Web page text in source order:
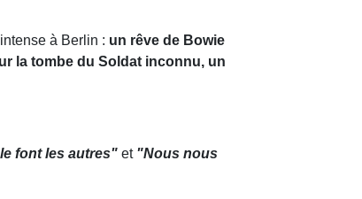
à Berlin : un rêve de Bowie
la tombe du Soldat inconnu, un
font les autres" et "Nous nous